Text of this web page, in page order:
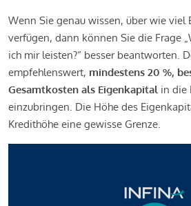
Wenn Sie genau wissen, über wie viel
verfügen, dann können Sie die Frage
ich mir leisten?“ besser beantworten.
empfehlenswert, mindestens 20 %,
Gesamtkosten als Eigenkapital in die
einzubringen. Die Höhe des
Kredithöhe eine gewisse Grenze.